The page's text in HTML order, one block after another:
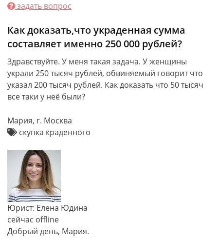
задать вопрос
Как доказать,что украденная сумма
составляет именно 250 000 рублей?
Здравствуйте. У меня такая задача. У женщины
украли 250 тысяч рублей, обвиняемый говорит что
указал 200 тысяч рублей. Как доказать что 50 тысяч
все таки у неё были?
Мария, г. Москва
скупка краденного
Юрист: Елена Юдина
сейчас offline
Добрый день, Мария.